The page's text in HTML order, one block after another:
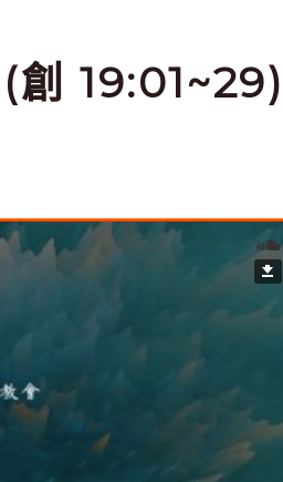
19:01~29)